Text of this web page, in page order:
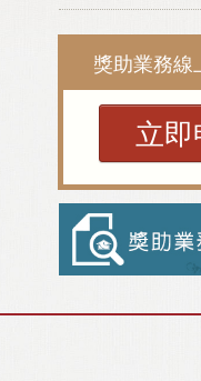
獎助業務線
立即